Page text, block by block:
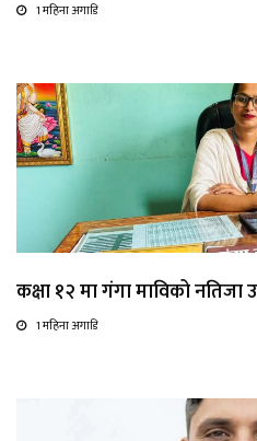
1 महिना अगाडि
कक्षा १२ मा गंगा माविको नतिजा
1 महिना अगाडि